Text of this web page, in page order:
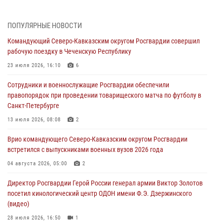
Росгвардейцы провели занятие по стрелковой подготовке для
краеведения Луганской Народной Республики
09 августа 2026, 05:00
проходит в Сибири
09 августа 2026, 04:00 5
Росгвардейцы провели патриотическое занятие для детей на
08 августа 2026, 14:10 3
В ЛНР росгвардейцы провели тренировку по единоборствам для
08 августа 2026, 13:00
ПОПУЛЯРНЫЕ НОВОСТИ
Командующий Северо-Кавказским округом Росгвардии совершил
рабочую поездку в Чеченскую Республику
23 июля 2026, 16:10 6
Сотрудники и военнослужащие Росгвардии обеспечили
правопорядок при проведении товарищеского матча по футболу в
Санкт-Петербурге
13 июля 2026, 08:08 2
Врио командующего Северо-Кавказским округом Росгвардии
встретился с выпускниками военных вузов 2026 года
04 августа 2026, 05:00 2
Директор Росгвардии Герой России генерал армии Виктор Золотов
посетил кинологический центр ОДОН имени Ф.Э. Дзержинского
(видео)
28 июля 2026, 16:50 1